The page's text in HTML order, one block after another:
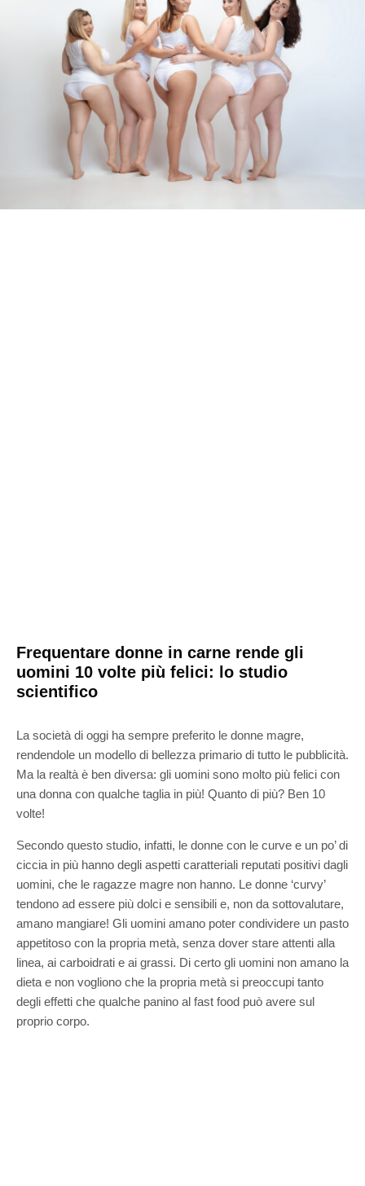
Frequentare donne in carne rende gli
uomini 10 volte più felici: lo studio
scientifico
La società di oggi ha sempre preferito le donne magre,
rendendole un modello di bellezza primario di tutto le pubblicità.
Ma la realtà è ben diversa: gli uomini sono molto più felici con
una donna con qualche taglia in più! Quanto di più? Ben 10
volte!
Secondo questo studio, infatti, le donne con le curve e un po’ di
ciccia in più hanno degli aspetti caratteriali reputati positivi dagli
uomini, che le ragazze magre non hanno. Le donne ‘curvy’
tendono ad essere più dolci e sensibili e, non da sottovalutare,
amano mangiare! Gli uomini amano poter condividere un pasto
appetitoso con la propria metà, senza dover stare attenti alla
linea, ai carboidrati e ai grassi. Di certo gli uomini non amano la
dieta e non vogliono che la propria metà si preoccupi tanto
degli effetti che qualche panino al fast food può avere sul
proprio corpo.